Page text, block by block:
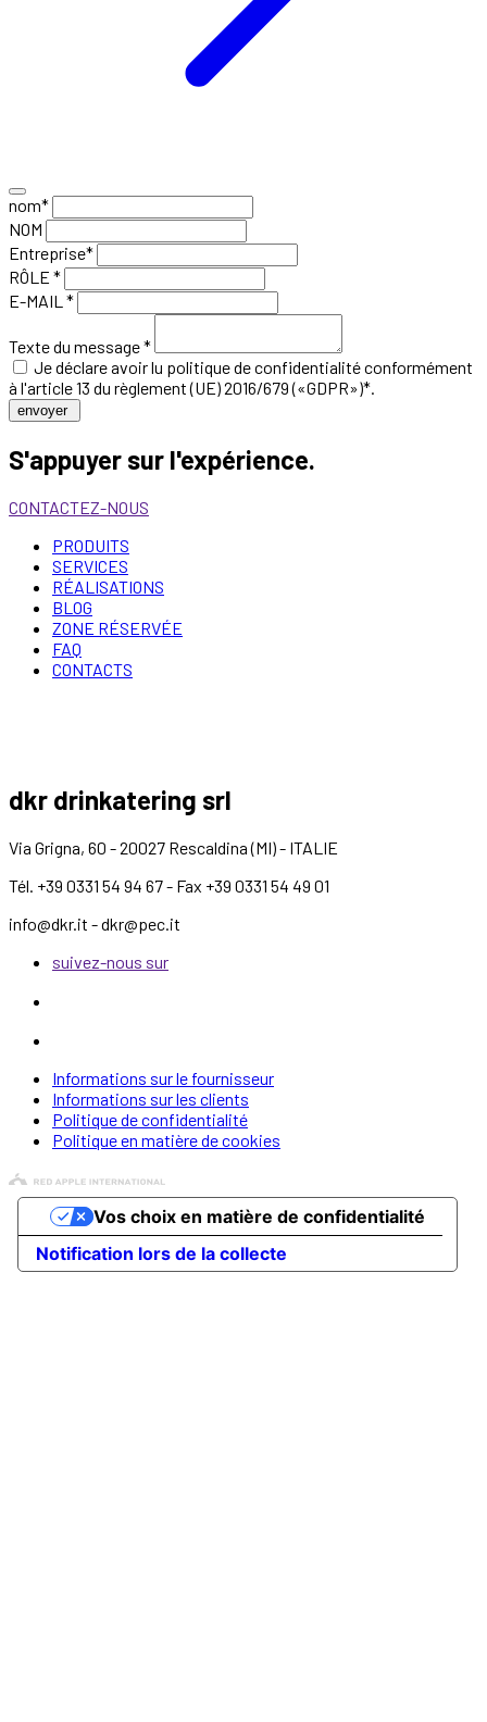
nom*
NOM
Entreprise*
RÔLE *
E-MAIL *
Texte du message *
Je déclare avoir lu politique de confidentialitéconformément
à l'article 13 du règlement (UE) 2016/679 («GDPR»)*.
envoyer
S'appuyer sur l'expérience.
CONTACTEZ-NOUS
PRODUITS
SERVICES
RÉALISATIONS
BLOG
ZONE RÉSERVÉE
FAQ
CONTACTS
dkr drinkatering srl
Via Grigna, 60 - 20027 Rescaldina (MI) - ITALIE
Tél. +39 0331 54 94 67 - Fax +39 0331 54 49 01
info@dkr.it - dkr@pec.it
suivez-nous sur
Informations sur le fournisseur
Informations sur les clients
Politique de confidentialité
Politique en matière de cookies
Notification lors de la collecte
Vos choix en matière de confidentialité